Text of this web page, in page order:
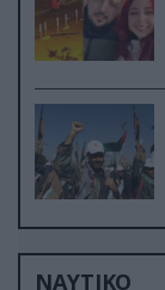
ΝΑΥΤΙΚΟ